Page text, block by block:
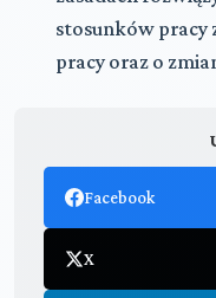
stosunków pracy
pracy oraz o
Facebook
X